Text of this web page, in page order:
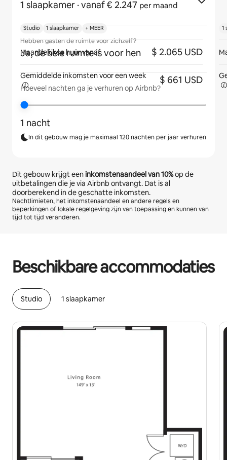
1 slaapkamer · vanaf € 2.247 per maand
Hebben gasten de ruimte voor zichzelf?
Ja, de hele ruimte is voor hen
Hoeveel nachten ga je verhuren op Airbnb?
1 nacht
In dit gebouw mag je maximaal 120 nachten per jaar verhuren
Dit gebouw krijgt eeninkomstenaandeel van10%op de
uitbetalingen die je via Airbnb ontvangt. Dat is al
doorberekend in de geschatte inkomsten.
Nachtlimieten, het inkomstenaandeel en andere regels en
beperkingen of lokale regelgeving zijn van toepassing en kunnen van
tijd tot tijd veranderen.
Beschikbare accommodaties
Studio 1 slaapkamer
Studio 1 slaapkamer + MEER
Maandelijkse huur vanaf $ 2.065 USD
Gemiddelde inkomsten voor eenweek $ 661 USD
1